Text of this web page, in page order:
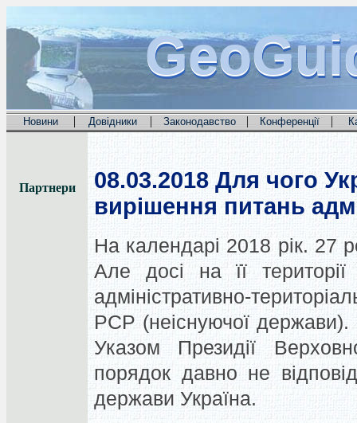
Новини | Довідники | Законодавство | Конференції |
Партнери 08.03.2018 Для чого
вирішення питань
На календарі 2018 рік. 27
Але досі на її
адміністративно-
РСР (неіснуючої держави).
Указом Президії
порядок давно не
держави Україна.